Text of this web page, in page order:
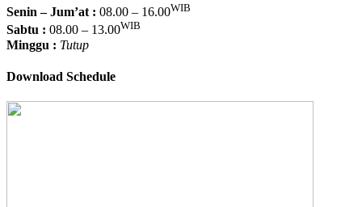
Senin – Jum’at : 08.00 – 16.00WIB
Sabtu : 08.00 – 13.00WIB
Minggu : Tutup
Download Schedule